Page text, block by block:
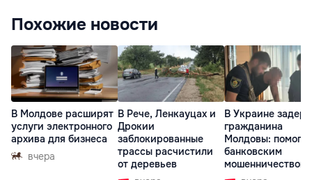
Похожие новости
В Молдове расширят
услуги электронного
архива для бизнеса
вчера
В Рече, Ленкауцах и
Дрокии
заблокированные
трассы расчистили
от деревьев
В Украине
гражданина
Молдовы:
банковским
мошенничеством
Чехии